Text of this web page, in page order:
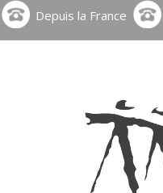
Depuis la France